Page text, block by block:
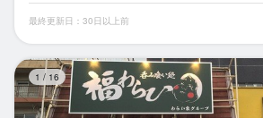
最終更新日：30日以上前
1 / 16